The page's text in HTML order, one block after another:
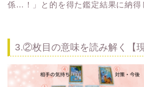
係…！」と的を得た鑑定結果に納得
3.②枚目の意味を読み解く【現